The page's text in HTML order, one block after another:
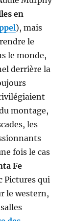
en
), mais
le
le monde,
derrière la
montage,
les
fois le cas
Fe
Pictures qui
le western,